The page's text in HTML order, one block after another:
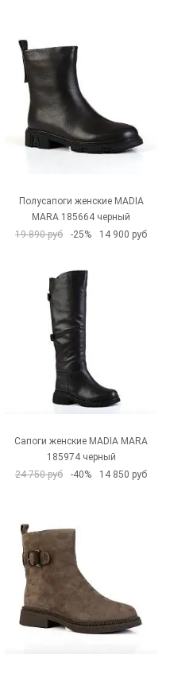
Полусапоги женские MADIA
MARA 185664 черный
19 890 руб
-25% 14 900 руб
Сапоги женские MADIA MARA
185974 черный
24 750 руб
-40% 14 850 руб